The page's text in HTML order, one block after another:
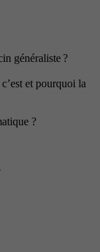
généraliste ?
et pourquoi la
?